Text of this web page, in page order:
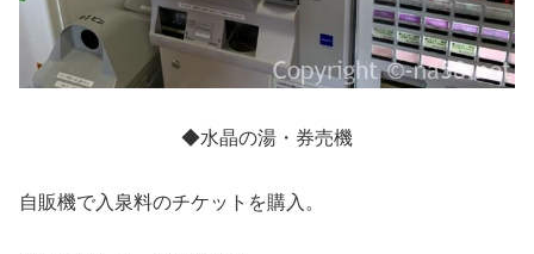
◆水晶の湯・券売機
自販機で入泉料のチケットを購入。